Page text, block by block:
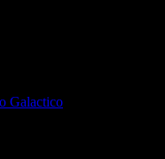
Galactico